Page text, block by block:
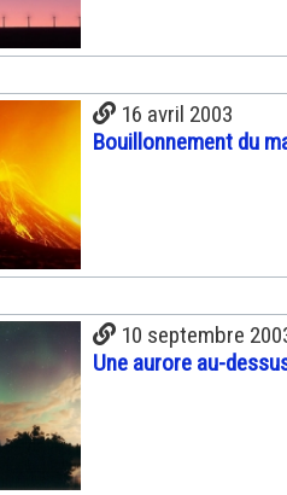
16 avril 2003
Bouillonnement du
10 septembre
Une aurore au-